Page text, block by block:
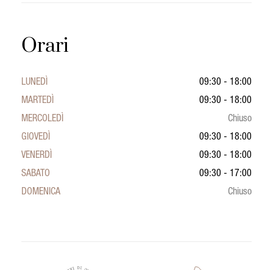
Orari
LUNEDÌ
09:30 - 18:00
MARTEDÌ
09:30 - 18:00
MERCOLEDÌ
Chiuso
GIOVEDÌ
09:30 - 18:00
VENERDÌ
09:30 - 18:00
SABATO
09:30 - 17:00
DOMENICA
Chiuso